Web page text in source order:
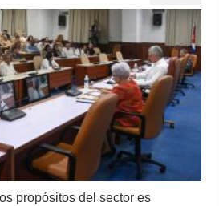
propósitos del sector es